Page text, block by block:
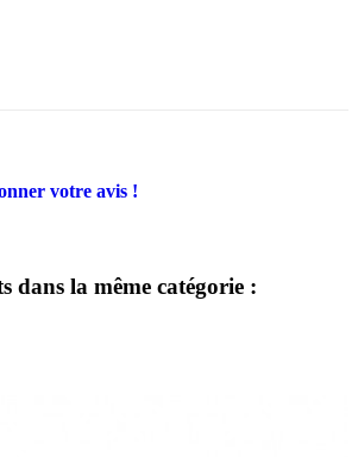
votre avis !
dans la même catégorie :